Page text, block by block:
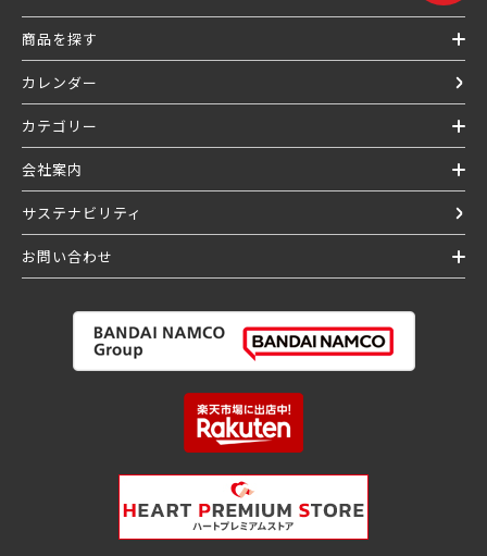
商品を探す
カレンダー
カテゴリー
会社案内
サステナビリティ
お問い合わせ